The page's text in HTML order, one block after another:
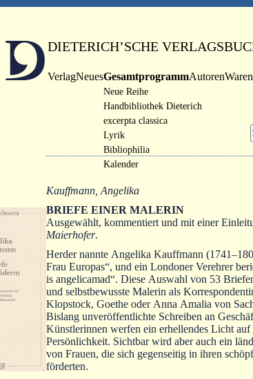
DIETERICH’SCHE
VerlagNeuesGesamtprogramm
Neue Reihe
Handbibliothek Dieterich
excerpta classica
Lyrik
Bibliophilia
Kalender
Autoren
Kauffmann, Angelika
BRIEFE EINER MALERIN
Ausgewählt, kommentiert
Maierhofer.
Herder nannte Angelika Kauffmann
Frau Europas“, und ein Londoner Verehrer
is angelicamad“. Diese Auswahl von 53
und selbstbewusste Malerin als
Klopstock, Goethe oder Anna Amalia von
Bislang unveröffentlichte Schreiben an
Künstlerinnen werfen ein erhellendes Licht auf Kaufmanns kommunikative
Persönlichkeit. Sichtbar wird aber auch ein
von Frauen, die sich gegenseitig in ihren
förderten.